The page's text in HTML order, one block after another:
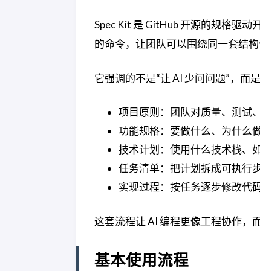
Spec Kit 是 GitHub 开源的规格驱动
的命令，让团队可以围绕同一套结构
它强调的不是“让 AI 少问问题”，而
项目原则：团队对质量、测试
功能规格：要做什么、为什么
技术计划：使用什么技术栈、
任务清单：把计划拆成可执行步
实现过程：按任务逐步修改代
这套流程让 AI 编程更像工程协作，
基本使用流程